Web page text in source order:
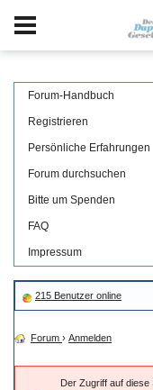
Forum-Handbuch
Registrieren
Persönliche Erfahrungen
Forum durchsuchen
Bitte um Spenden
FAQ
Impressum
215 Benutzer online
Forum › Anmelden
Der Zugriff auf